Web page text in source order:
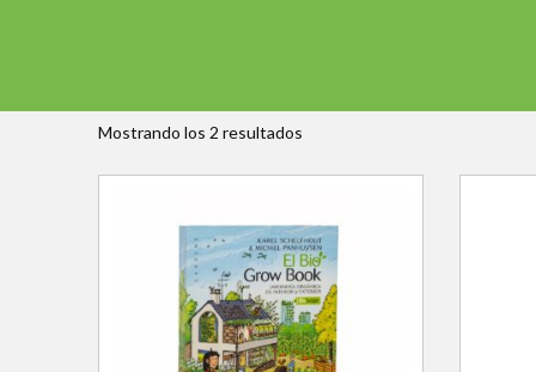
Mostrando los 2 resultados